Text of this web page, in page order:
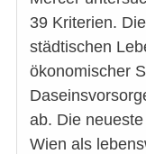
39 Kriterien.
städtischen
ökonomischer
ab. Die
Wien als